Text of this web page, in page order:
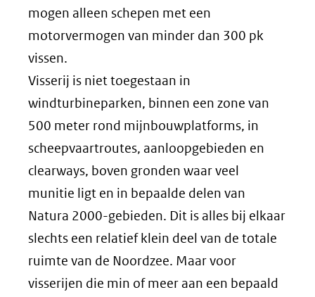
mogen alleen schepen met een
motorvermogen van minder dan 300 pk
vissen.
Visserij is niet toegestaan in
windturbineparken, binnen een zone van
500 meter rond mijnbouwplatforms, in
scheepvaartroutes, aanloopgebieden en
clearways, boven gronden waar veel
munitie ligt en in bepaalde delen van
Natura 2000-gebieden. Dit is alles bij elkaar
slechts een relatief klein deel van de totale
ruimte van de Noordzee. Maar voor
visserijen die min of meer aan een bepaald